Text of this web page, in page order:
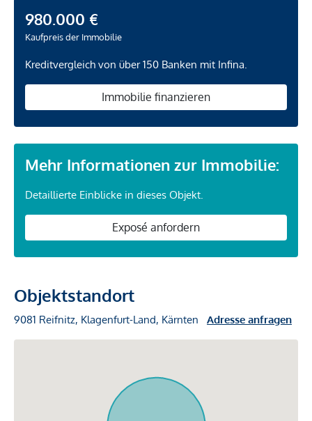
980.000 €
Kaufpreis der Immobilie
Kreditvergleich von über 150 Banken mit Infina.
Immobilie finanzieren
Mehr Informationen zur Immobilie:
Detaillierte Einblicke in dieses Objekt.
Exposé anfordern
Objektstandort
9081 Reifnitz, Klagenfurt-Land, Kärnten Adresse anfragen